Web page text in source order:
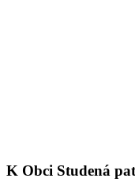
K Obci Studená